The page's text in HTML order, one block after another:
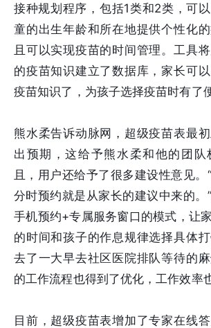
接种规划程序，包括1类和2类，可
童的出生年龄和所在地提供个性化
且可以实现疫苗的时间管理。工具
的疫苗知识建立了数据库，家长可
疫苗知识了，为孩子选择疫苗时有了
熊水柔告诉动脉网，超级疫苗表最
出预期，这给予熊水柔和他的团队
且，用户还给予了很多建设性意见。
分时预约就是从家长的建议中来的。
手机预约+专属服务窗口的模式，让
的时间和孩子的作息规律选择具体
去了一大早去社区医院排队等待的
的工作流程也得到了优化，工作效率
目前，超级疫苗表增加了专家在线